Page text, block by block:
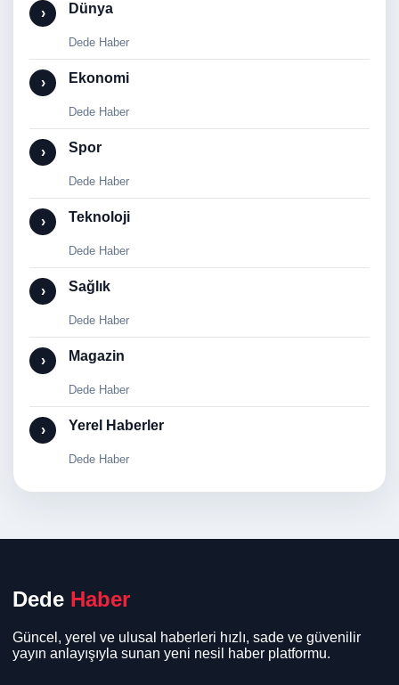
› Dünya
Dede Haber
› Ekonomi
Dede Haber
› Spor
Dede Haber
› Teknoloji
Dede Haber
› Sağlık
Dede Haber
› Magazin
Dede Haber
› Yerel Haberler
Dede Haber
Dede Haber
Güncel, yerel ve ulusal haberleri hızlı, sade ve güvenilir
yayın anlayışıyla sunan yeni nesil haber platformu.